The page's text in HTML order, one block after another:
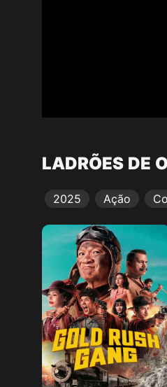
LADRÕES DE
2025 Ação